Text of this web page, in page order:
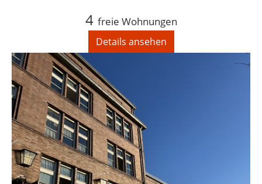
4 freie Wohnungen
Details ansehen